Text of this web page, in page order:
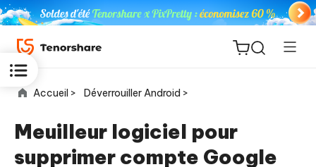
Accueil > Déverrouiller Android >
Meuilleur logiciel pour
supprimer compte Google